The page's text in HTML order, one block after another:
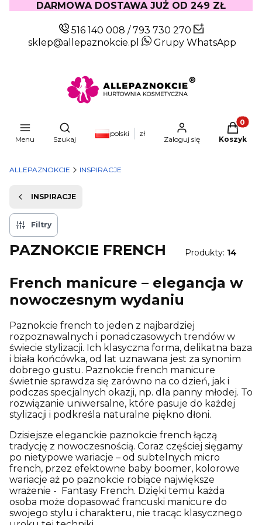
DARMOWA DOSTAWA JUŻ OD 249 ZŁ
516 140 008 /793 730 270
sklep@allepaznokcie.pl
Grupy WhatsApp
Menu
Otwórz wyszukiwarkę
Szukaj
polski zł
Zaloguj się Koszyk
ALLEPAZNOKCIE INSPIRACJE
INSPIRACJE
Filtry
PAZNOKCIE FRENCH Produkty: 14
French manicure – elegancja w
nowoczesnym wydaniu
Paznokcie french to jeden z najbardziej
rozpoznawalnych i ponadczasowych trendów w
świecie stylizacji. Ich klasyczna forma, delikatna baza
i biała końcówka, od lat uznawana jest za synonim
dobrego gustu. Paznokcie french manicure
świetnie sprawdza się zarówno na co dzień, jak i
podczas specjalnych okazji, np. dla panny młodej. To
rozwiązanie uniwersalne, które pasuje do każdej
stylizacji i podkreśla naturalne piękno dłoni.
Dzisiejsze eleganckie paznokcie french łączą
tradycję z nowoczesnością. Coraz częściej sięgamy
po nietypowe wariacje – od subtelnych micro
french, przez efektowne baby boomer, kolorowe
wariacje aż po paznokcie robiące największe
wrażenie - Fantasy French. Dzięki temu każda
osoba może dopasować francuski manicure do
swojego stylu i charakteru, nie tracąc klasycznego